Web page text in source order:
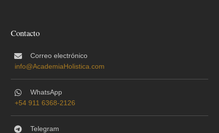
Contacto
Correo electrónico
info@AcademiaHolistica.com
WhatsApp
+54 911 6368-2126
Telegram